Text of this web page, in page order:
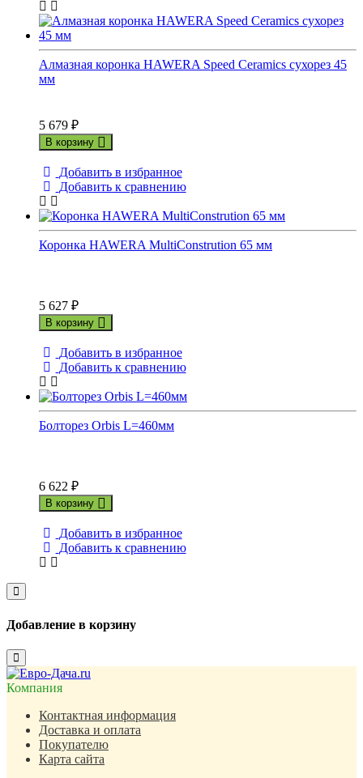
Алмазная коронка HAWERA Speed Ceramics сухорез 45
мм
5 679 ₽
В корзину
Добавить в избранное
Добавить к сравнению
Коронка HAWERA MultiConstrution 65 мм
5 627 ₽
В корзину
Добавить в избранное
Добавить к сравнению
Болторез Orbis L=460мм
6 622 ₽
В корзину
Добавить в избранное
Добавить к сравнению
Добавление в корзину
Компания
Контактная информация
Доставка и оплата
Покупателю
Карта сайта